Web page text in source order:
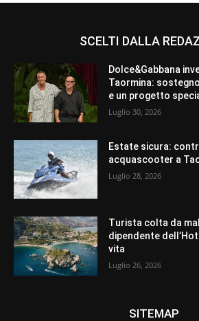
SCELTI DALLA
Dolce&Gabbana
Taormina:
e un progetto
Luglio 30, 2026
Estate sicura:
acquascooter a
Luglio 28, 2026
Turista colta da
dipendente
vita
Luglio 26, 2026
SITEMAP